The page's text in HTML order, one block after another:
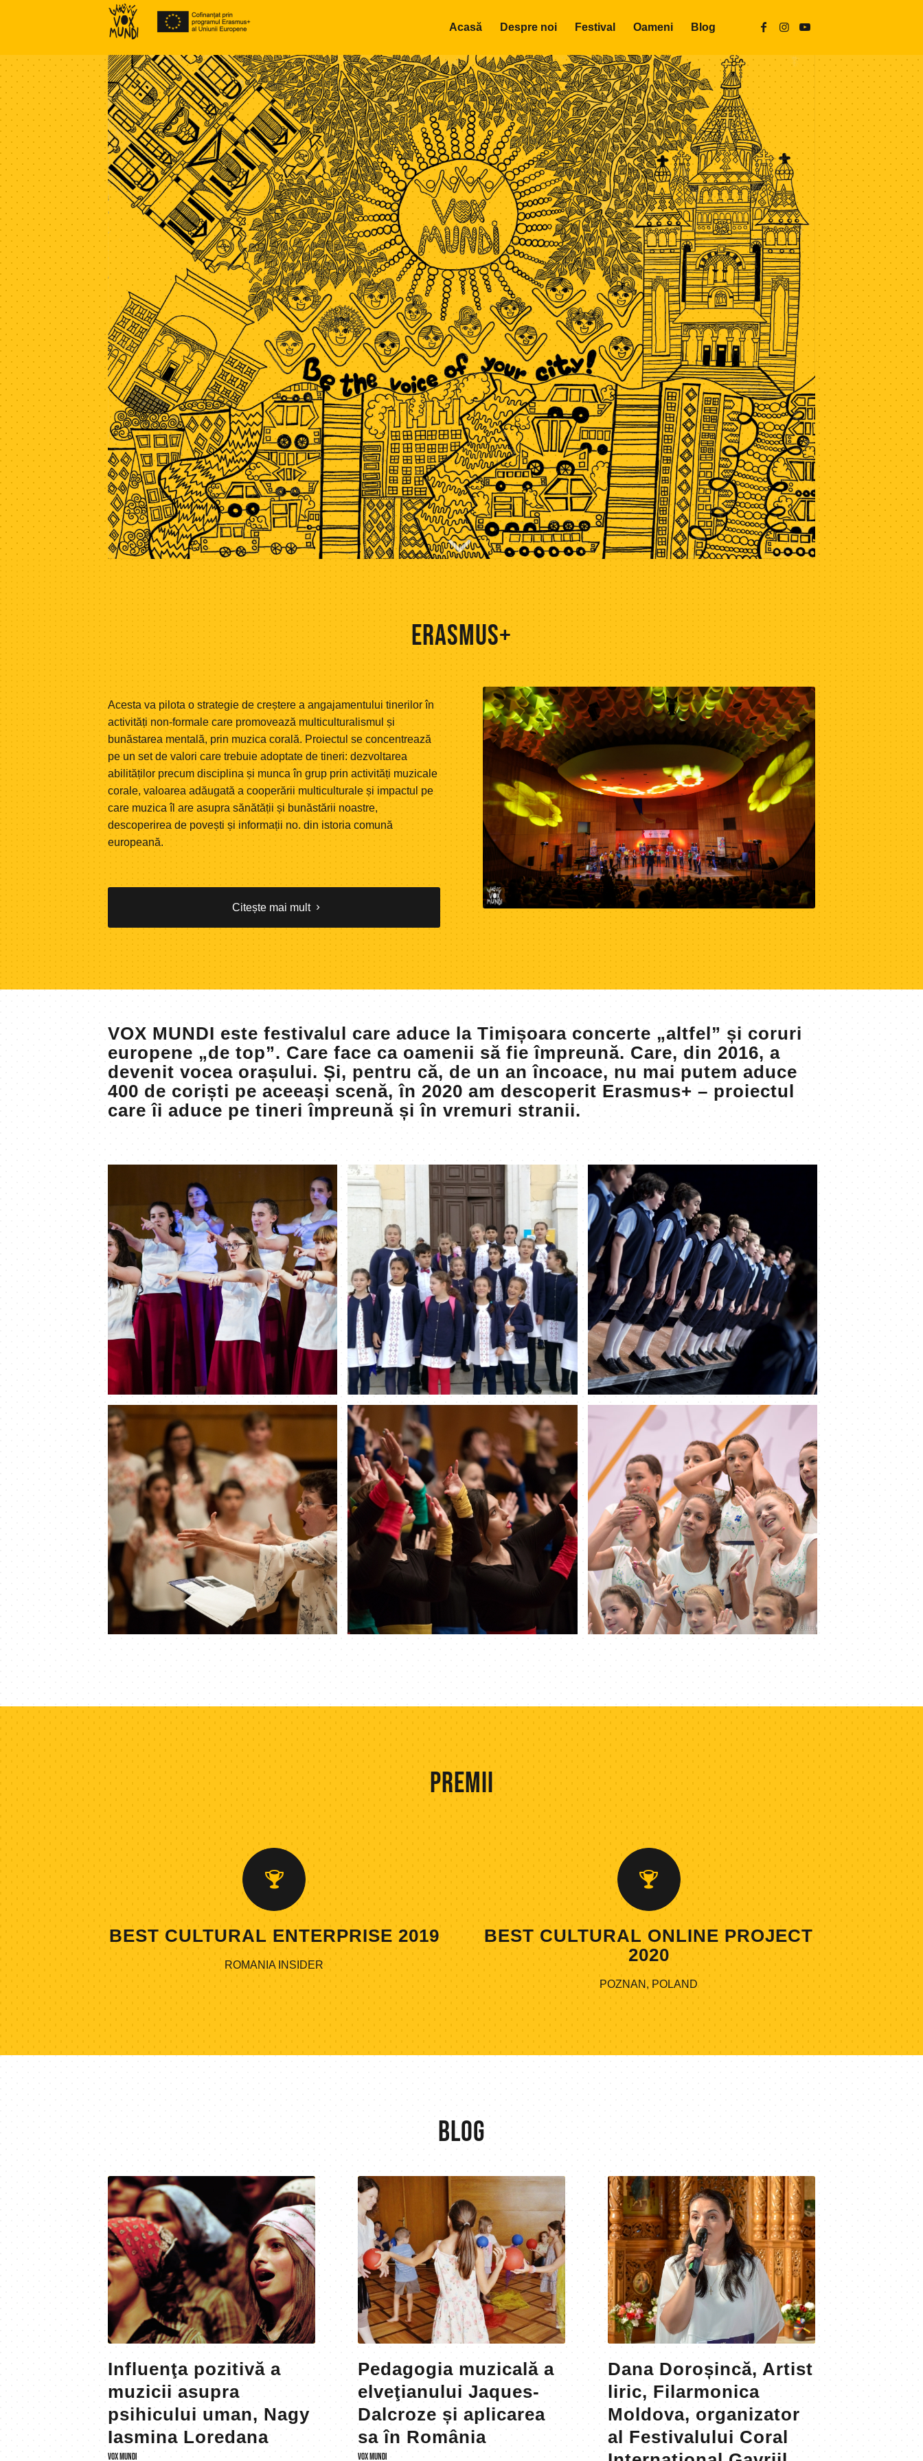
Acasă Despre noi Festival Oameni Blog
ERASMUS+
Acesta va pilota o strategie de creștere a angajamentului tinerilor în
activități non-formale care promovează multiculturalismul și
bunăstarea mentală, prin muzica corală. Proiectul se concentrează
pe un set de valori care trebuie adoptate de tineri: dezvoltarea
abilităților precum disciplina și munca în grup prin activități muzicale
corale, valoarea adăugată a cooperării multiculturale și impactul pe
care muzica îl are asupra sănătății și bunăstării noastre,
descoperirea de povești și informații no. din istoria comună
europeană.
Citește mai mult
VOX MUNDI este festivalul care aduce la Timișoara concerte „altfel” și coruri
europene „de top”. Care face ca oamenii să fie împreună. Care, din 2016, a
devenit vocea orașului. Și, pentru că, de un an încoace, nu mai putem aduce
400 de coriști pe aceeași scenă, în 2020 am descoperit Erasmus+ – proiectul
care îi aduce pe tineri împreună și în vremuri stranii.
Aurin, Ungaria Cantanti, România Les Choristes, Franța
PREMII
BEST CULTURAL ENTERPRISE 2019
ROMANIA INSIDER
BEST CULTURAL ONLINE PROJECT
2020
POZNAN, POLAND
BLOG
Influenţa pozitivă a
muzicii asupra
psihicului uman, Nagy
Iasmina Loredana
VOX MUNDI
Pedagogia muzicală a
elveţianului Jaques-
Dalcroze și aplicarea
sa în România
VOX MUNDI
Dana Doroșincă, Artist
liric, Filarmonica
Moldova, organizator
al Festivalului Coral